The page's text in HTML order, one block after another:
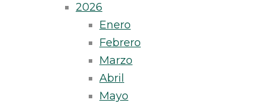
2026
Enero
Febrero
Marzo
Abril
Mayo